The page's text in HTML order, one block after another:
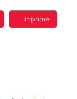
Imprimer